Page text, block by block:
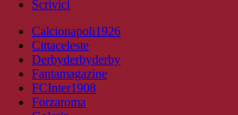
Scrivici
Calcionapoli1926
Cittaceleste
Derbyderbyderby
Fantamagazine
FCInter1908
Forzaroma